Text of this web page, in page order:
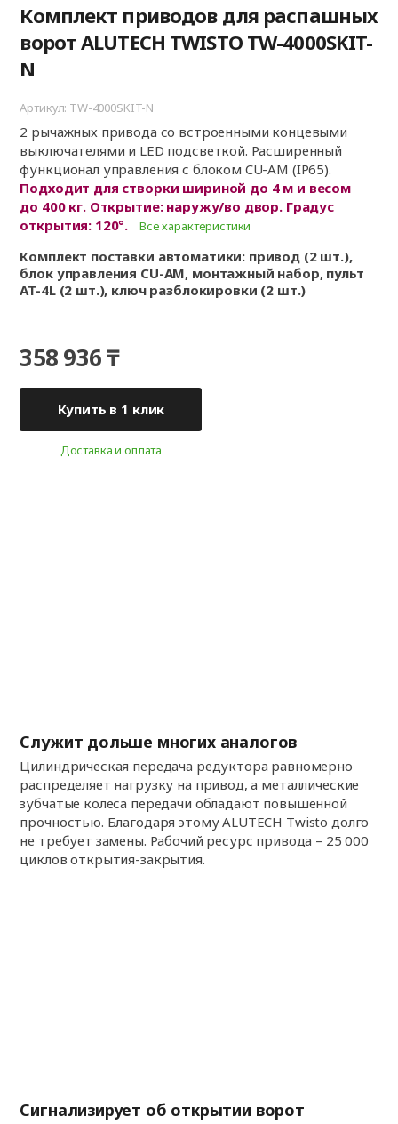
Комплект приводов для распашных
ворот ALUTECH TWISTO TW-4000SKIT-
N
Артикул: TW-4000SKIT-N
2 рычажных привода со встроенными концевыми
выключателями и LED подсветкой. Расширенный
функционал управления с блоком CU-AM (IP65).
Подходит для створки шириной до 4 м и весом
до 400 кг. Открытие: наружу/во двор. Градус
открытия: 120°.
Все характеристики
Комплект поставки автоматики: привод (2 шт.),
блок управления CU-AM, монтажный набор, пульт
AT-4L (2 шт.), ключ разблокировки (2 шт.)
358 936 ₸
Купить в 1 клик
Доставка и оплата
Служит дольше многих аналогов
Цилиндрическая передача редуктора равномерно
распределяет нагрузку на привод, а металлические
зубчатые колеса передачи обладают повышенной
прочностью. Благодаря этому ALUTECH Twisto долго
не требует замены. Рабочий ресурс привода – 25 000
циклов открытия-закрытия.
Сигнализирует об открытии ворот